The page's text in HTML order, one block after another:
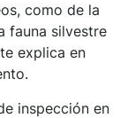
como de la
fauna silvestre
te explica en
inspección en